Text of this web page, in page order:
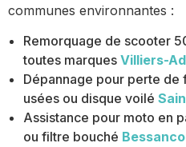
communes environnantes :
Remorquage de scooter
toutes marques Villiers-
Dépannage pour perte
usées ou disque voilé
Assistance pour moto en
ou filtre bouché